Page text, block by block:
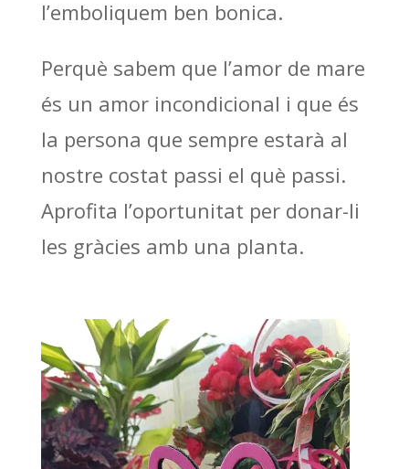
l’emboliquem ben bonica.
Perquè sabem que l’amor de mare
és un amor incondicional i que és
la persona que sempre estarà al
nostre costat passi el què passi.
Aprofita l’oportunitat per donar-li
les gràcies amb una planta.